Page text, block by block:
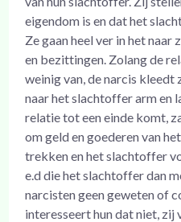
eigendom is en dat het
Ze gaan heel ver in het
en bezittingen. Zolang de
weinig van, de narcis kleedt
naar het slachtoffer arm en
relatie tot een einde komt,
om geld en goederen van
trekken en het slachtoffer
e.d die het slachtoffer dan
narcisten geen geweten of
interesseert hun dat niet, zij